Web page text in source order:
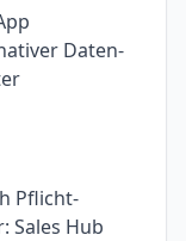
Daten-
Pflicht-
Sales Hub